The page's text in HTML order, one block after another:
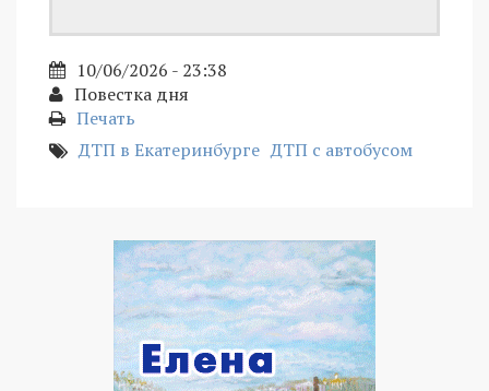
10/06/2026 - 23:38
Повестка дня
Печать
ДТП в Екатеринбурге ДТП с автобусом